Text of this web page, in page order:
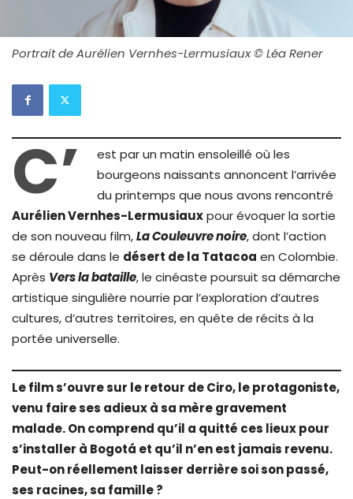
Portrait de Aurélien Vernhes-Lermusiaux © Léa Rener
C’
est par un matin ensoleillé où les
bourgeons naissants annoncent l’arrivée
du printemps que nous avons rencontré
Aurélien Vernhes-Lermusiauxpour évoquer la sortie
de son nouveau film,La Couleuvre noire, dont l’action
se déroule dans le désert de la Tatacoa en Colombie.
Après Vers la bataille, le cinéaste poursuit sa démarche
artistique singulière nourrie par l’exploration d’autres
cultures, d’autres territoires, en quête de récits à la
portée universelle.
Le film s’ouvre sur le retour de Ciro, le protagoniste,
venu faire ses adieux à sa mère gravement
malade. On comprend qu’il a quitté ces lieux pour
s’installer à Bogotá et qu’il n’en est jamais revenu.
Peut-on réellement laisser derrière soi son passé,
ses racines, sa famille ?